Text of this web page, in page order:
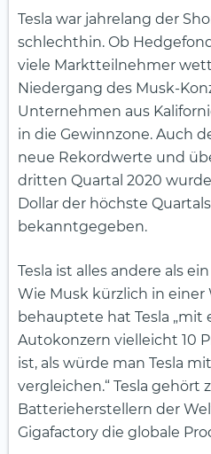
Tesla war jahrelang der
schlechthin. Ob
viele Marktteilnehmer
Niedergang des Musk-
Unternehmen aus
in die Gewinnzone. Auch
neue Rekordwerte und
dritten Quartal 2020
Dollar der höchste
bekanntgegeben.
Tesla ist alles andere als
Wie Musk kürzlich in einer
behauptete hat Tesla
Autokonzern vielleicht 10
ist, als würde man Tesla
vergleichen.“ Tesla gehört
Batterieherstellern der
Gigafactory die globale